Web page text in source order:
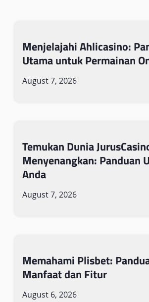
Menjelajahi Ahlicasino:
Utama untuk Permainan
August 7, 2026
Temukan Dunia
Menyenangkan: Panduan
Anda
August 7, 2026
Memahami Plisbet:
Manfaat dan Fitur
August 6, 2026